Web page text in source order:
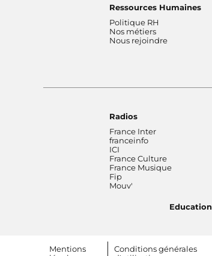
Ressources Humaines
Politique RH
Nos métiers
Nous rejoindre
Radios
France Inter
franceinfo
ICI
France Culture
France Musique
Fip
Mouv'
Education
Footer bottom
Mentions
Conditions générales